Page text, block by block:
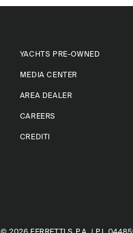
YACHTS PRE-OWNED
MEDIA CENTER
AREA DEALER
CAREERS
CREDITI